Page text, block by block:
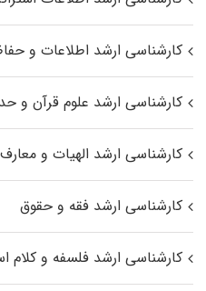
کارشناسی ارشد اطلاعات و
کارشناسی ارشد علوم قرآن و
کارشناسی ارشد الهیات و
کارشناسی ارشد فقه و حقوق
کارشناسی ارشد فلسفه و کلام